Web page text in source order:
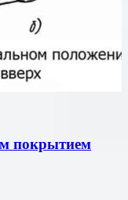
покрытием